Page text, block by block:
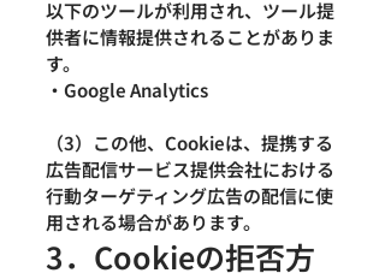
以下のツールが利用され、ツール提
供者に情報提供されることがありま
す。
・Google Analytics
（3）この他、Cookieは、提携する
広告配信サービス提供会社における
行動ターゲティング広告の配信に使
用される場合があります。
3．Cookieの拒否方